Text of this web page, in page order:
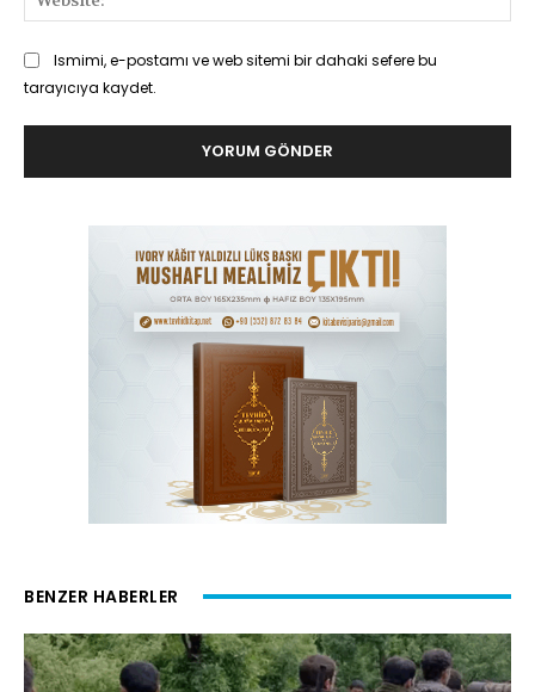
Ismimi, e-postamı ve web sitemi bir dahaki sefere bu
tarayıcıya kaydet.
BENZER HABERLER